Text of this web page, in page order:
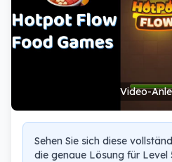
Video-
Sehen Sie sich diese
die genaue Lösung für Level